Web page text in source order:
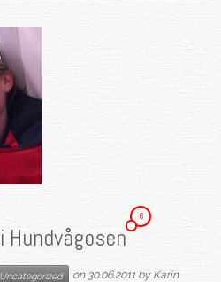
Hundvågosen
6
Uncategorized on 30.06.2011 by Karin